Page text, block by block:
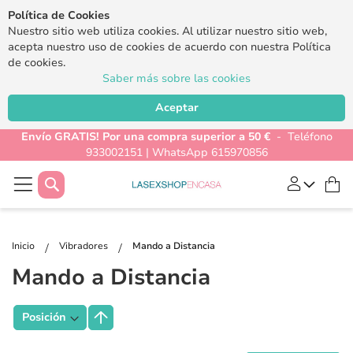
Política de Cookies
Nuestro sitio web utiliza cookies. Al utilizar nuestro sitio web,
acepta nuestro uso de cookies de acuerdo con nuestra Política
de cookies.
Saber más sobre las cookies
Aceptar
Envío GRATIS! Por una compra superior a 50 €- Teléfono
933002151 | WhatsApp 615970856
Buscar
Inicio Vibradores Mando a Distancia
Mando a Distancia